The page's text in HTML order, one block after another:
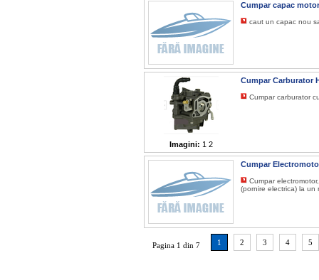
Cumpar capac
caut un capac nou
Imagini: 1 2
Cumpar Carburator
Cumpar carburator
Cumpar
Cumpar
(pornire electrica) la un
Pagina 1 din 7 1 2 3 4 5